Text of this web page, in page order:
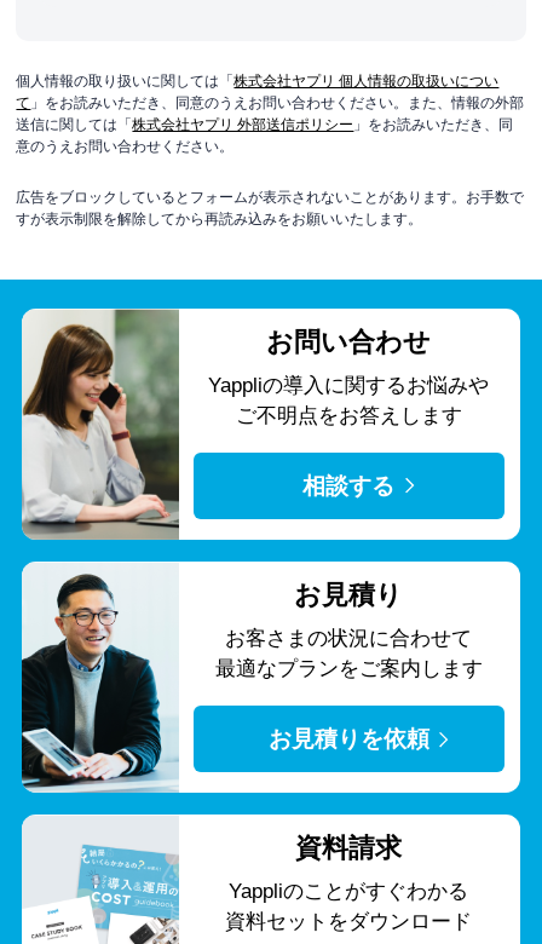
個人情報の取り扱いに関しては「株式会社ヤプリ 個人情報の取扱いについ
て 」をお読みいただき、同意のうえお問い合わせください。また、情報の外部
送信に関しては「株式会社ヤプリ 外部送信ポリシー 」をお読みいただき、同
意のうえお問い合わせください。
広告をブロックしているとフォームが表示されないことがあります。お手数で
すが表示制限を解除してから再読み込みをお願いいたします。
お問い合わせ
Yappliの導入に関するお悩みや
ご不明点をお答えします
相談する
お見積り
お客さまの状況に合わせて
最適なプランをご案内します
お見積りを依頼
資料請求
Yappliのことがすぐわかる
資料セットをダウンロード